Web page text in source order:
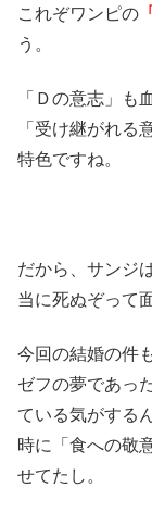
これぞワンピの
う。
「Ｄの意志」も
「受け継がれる
特色ですね。
だから、サンジ
当に死ぬぞって
今回の結婚の件
ゼフの夢であっ
ている気がする
時に「食への敬
せてたし。